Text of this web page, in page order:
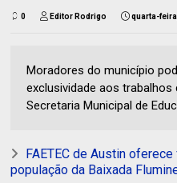
0 Editor Rodrigo quarta-
Moradores do município
exclusividade aos
Secretaria Municipal de
FAETEC de Austin
população da Baixada